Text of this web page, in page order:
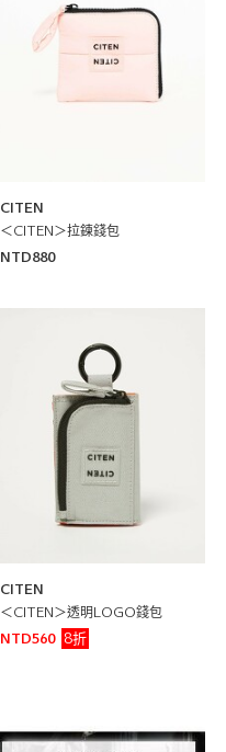
CITEN
＜CITEN＞拉鍊錢包
NTD880
CITEN
＜CITEN＞透明LOGO錢包
NTD560
8折